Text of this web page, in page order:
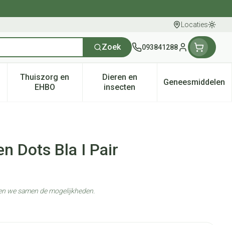
Locaties
Zoek 093841288
Klant menu
50+ categorie
voor Natuur geneeskunde categorie
Thuiszorg en
EHBOToon submenu voor Thuiszorg en EHBO categorie
Dieren en
insectenToon submenu voor Dieren
Geneesmiddelen
Toon
Dots Bla I Pair
we samen de mogelijkheden.